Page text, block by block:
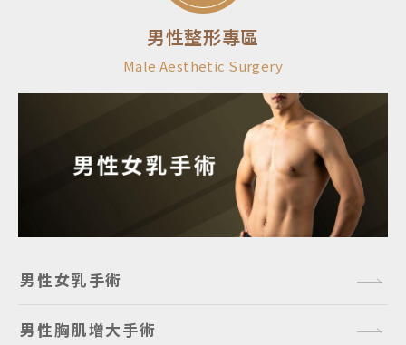
男性整形專區
Male Aesthetic Surgery
男性女乳手術
男性胸肌增大手術